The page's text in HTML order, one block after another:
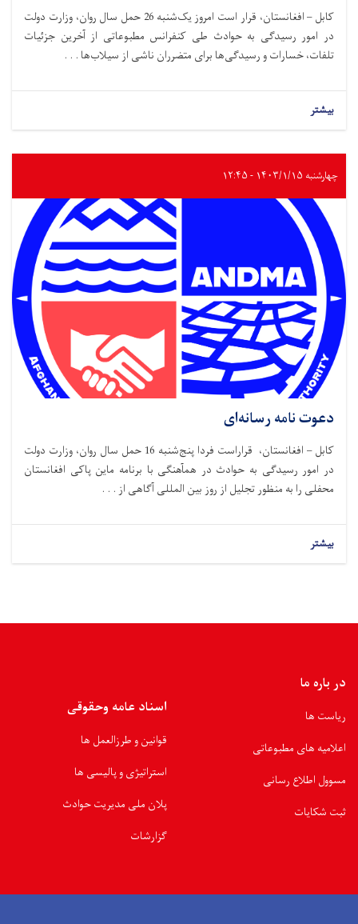
کابل – افغانستان، قرار است امروز یک‌شنبه 26 حمل سال روان، وزارت دولت
در امور رسیدگی به حوادث طی کنفرانس مطبوعاتی از آخرین جزئیات
تلفات، خسارات و رسیدگی‌ها برای متضرران ناشی از سیلاب‌ها . . .
بیشتر
چهارشنبه ۱۴۰۳/۱/۱۵ - ۱۲:۴۵
دعوت نامه رسانه‌ای
کابل – افغانستان، قراراست فردا پنج‌شنبه 16 حمل سال روان، وزارت دولت
در امور رسیدگی به حوادث در همآهنگی با برنامه ماین پاکی افغانستان
محفلی را به منظور تجلیل از روز بین المللی آگاهی از . . .
بیشتر
در باره ما
ریاست ها
اعلامیه های مطبوعاتی
مسوول اطلاع رسانی
ثبت شکایات
اسناد عامه وحقوقی
قوانین و طرزالعمل ها
استراتیژی و پالیسی ها
پلان ملی مدیریت حوادث
گزارشات